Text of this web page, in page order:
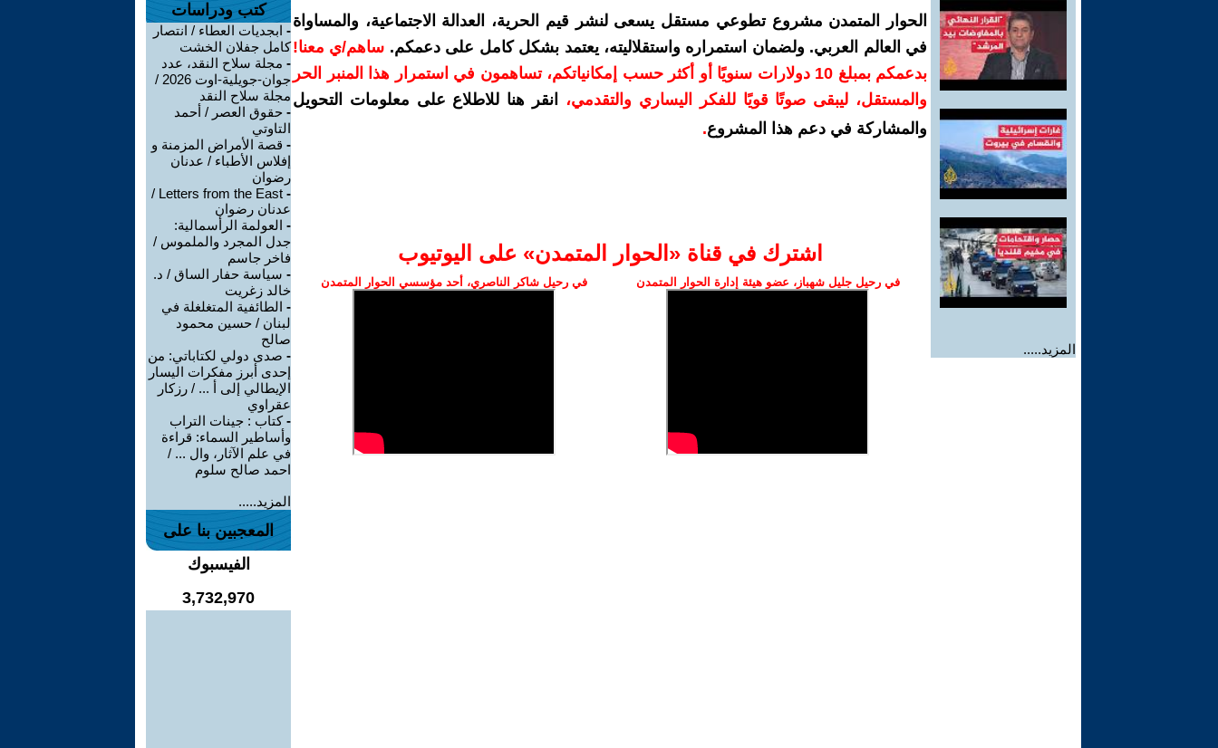
المزيد.....
الحوار المتمدن مشروع تطوعي مستقل يسعى لنشر قيم الحرية، العدالة الاجتماعية، والمساواة
في العالم العربي. ولضمان استمراره واستقلاليته، يعتمد بشكل كامل على دعمكم. ساهم/ي معنا!
بدعمكم بمبلغ 10 دولارات سنويًا أو أكثر حسب إمكانياتكم، تساهمون في استمرار هذا المنبر الحر
والمستقل، ليبقى صوتًا قويًا للفكر اليساري والتقدمي،
انقر هنا للاطلاع على معلومات التحويل
والمشاركة في دعم هذا المشروع.
اشترك في قناة ‫«الحوار المتمدن» على اليوتيوب
في رحيل جليل شهباز، عضو هيئة إدارة الحوار المتمدن في رحيل شاكر الناصري، أحد مؤسسي الحوار المتمدن
كتب ودراسات
- ابجديات العطاء / انتصار
كامل جفلان الخشت
- مجلة سلاح النقد، عدد
جوان-جويلية-اوت 2026 /
مجلة سلاح النقد
- حقوق العصر / أحمد
التاوتي
- قصة الأمراض المزمنة و
إفلاس الأطباء / عدنان
رضوان
-
Letters from the East /
عدنان رضوان
- العولمة الرأسمالية:
جدل المجرد والملموس /
فاخر جاسم
- سياسة حفار الساق / د.
خالد زغريت
- الطائفية المتغلغلة في
لبنان / حسين محمود
صالح
- صدى دولي لكتاباتي: من
إحدى أبرز مفكرات اليسار
الإيطالي إلى أ ... / رزكار
عقراوي
-كتاب : جينات التراب
وأساطير السماء: قراءة
في علم الآثار، وال ... /
احمد صالح سلوم
المزيد.....
المعجبين بنا على
الفيسبوك
3,732,970